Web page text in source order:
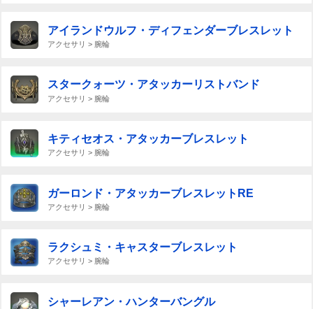
アイランドウルフ・ディフェンダーブレスレット
アクセサリ > 腕輪
スタークォーツ・アタッカーリストバンド
アクセサリ > 腕輪
キティセオス・アタッカーブレスレット
アクセサリ > 腕輪
ガーロンド・アタッカーブレスレットRE
アクセサリ > 腕輪
ラクシュミ・キャスターブレスレット
アクセサリ > 腕輪
シャーレアン・ハンターバングル